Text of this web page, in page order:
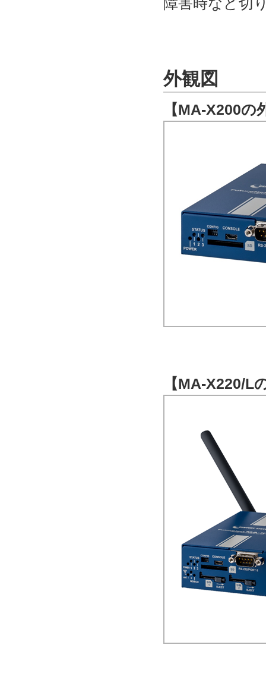
外観図
【MA-X200
【MA-X220/L